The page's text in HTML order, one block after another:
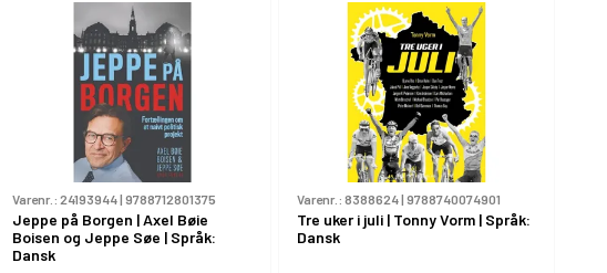
Varenr.: 24193944| 9788712801375
Jeppe på Borgen | Axel Bøie
Boisen og Jeppe Søe | Språk:
Dansk
Varenr.: 8388624| 9788740074901
Tre uker i juli | Tonny Vorm | Språk:
Dansk